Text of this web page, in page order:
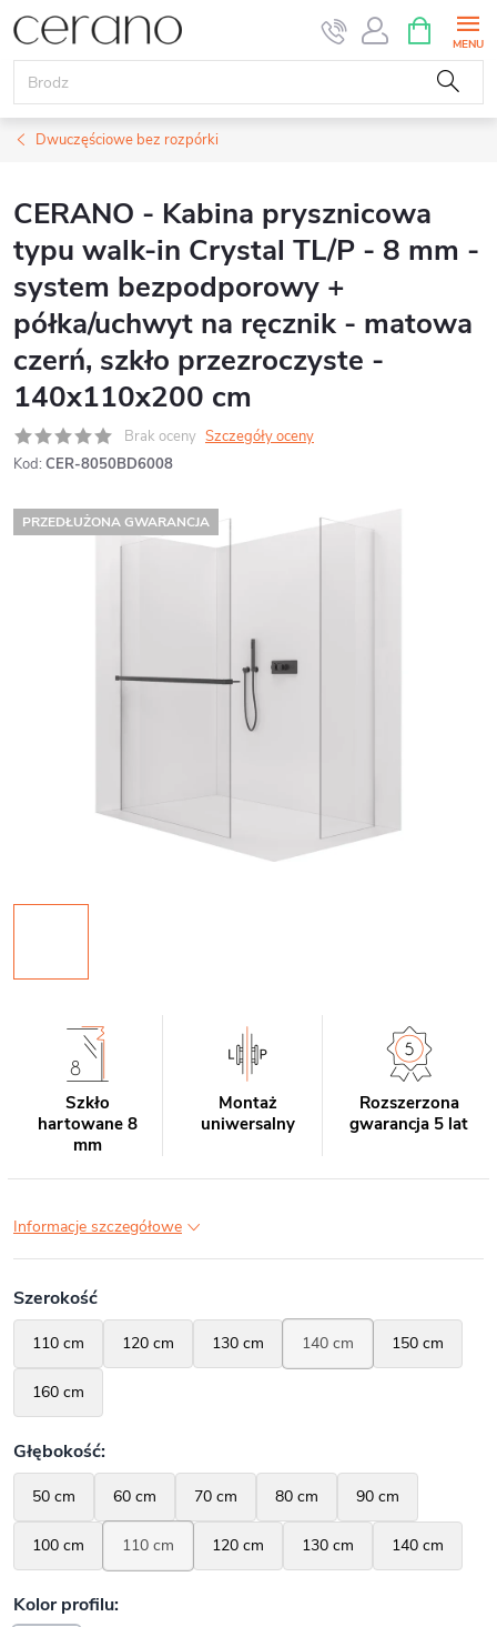
Przejść
do
treści
KOSZYK
Dwuczęściowe bez rozpórki
CERANO - Kabina prysznicowa
typu walk-in Crystal TL/P - 8 mm -
system bezpodporowy +
półka/uchwyt na ręcznik - matowa
czerń, szkło przezroczyste -
140x110x200 cm
Brak oceny Szczegóły oceny
Kod: CER-8050BD6008
PRZEDŁUŻONA GWARANCJA
Szkło
hartowane 8
mm
Montaż
uniwersalny
Rozszerzona
gwarancja 5 lat
Informacje szczegółowe